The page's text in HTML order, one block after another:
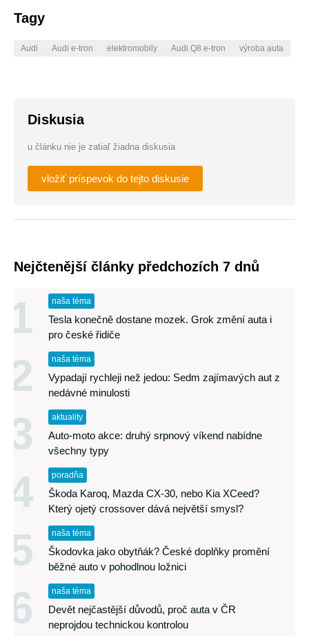
Tagy
Audi Audi e-tron elektromobily Audi Q8 e-tron výroba auta
Diskusia
u článku nie je zatiaľ žiadna diskusia
vložiť príspevok do tejto diskusie
Nejčtenější články předchozích 7 dnů
1 naša téma
Tesla konečně dostane mozek. Grok změní auta i
pro české řidiče
2 naša téma
Vypadají rychleji než jedou: Sedm zajímavých aut z
nedávné minulosti
3 aktuality
Auto-moto akce: druhý srpnový víkend nabídne
všechny typy
4 poradňa
Škoda Karoq, Mazda CX-30, nebo Kia XCeed?
Který ojetý crossover dává největší smysl?
5 naša téma
Škodovka jako obytňák? České doplňky promění
běžné auto v pohodlnou ložnici
6 naša téma
Devět nejčastější důvodů, proč auta v ČR
neprojdou technickou kontrolou